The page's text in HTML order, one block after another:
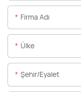
Firma Adı
Ülke
Şehir/eyalet